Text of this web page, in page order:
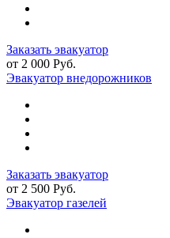
Заказать эвакуатор
от 2 000 Руб.
Эвакуатор внедорожников
Заказать эвакуатор
от 2 500 Руб.
Эвакуатор газелей